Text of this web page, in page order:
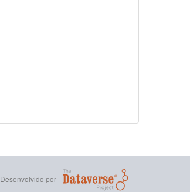
Desenvolvido por